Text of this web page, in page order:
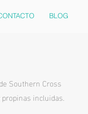
BLOG
Southern Cross
incluidas.